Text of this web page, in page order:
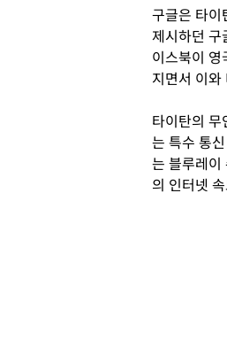
구글은 타이
제시하던 구
이스북이 영
지면서 이
타이탄의
는 특수 통
는 블루레이
의 인터넷